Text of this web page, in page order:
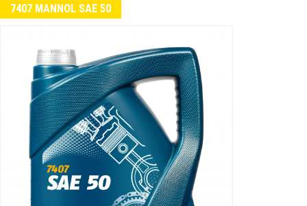
7407 MANNOL SAE 50